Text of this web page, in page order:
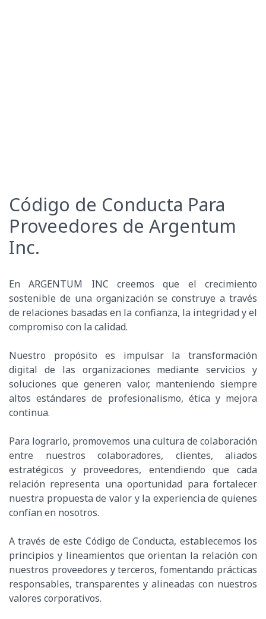
Código de Conducta Para
Proveedores de Argentum
Inc.
En ARGENTUM INC creemos que el crecimiento
sostenible de una organización se construye a través
de relaciones basadas en la confianza, la integridad y el
compromiso con la calidad.
Nuestro propósito es impulsar la transformación
digital de las organizaciones mediante servicios y
soluciones que generen valor, manteniendo siempre
altos estándares de profesionalismo, ética y mejora
continua.
Para lograrlo, promovemos una cultura de colaboración
entre nuestros colaboradores, clientes, aliados
estratégicos y proveedores, entendiendo que cada
relación representa una oportunidad para fortalecer
nuestra propuesta de valor y la experiencia de quienes
confían en nosotros.
A través de este Código de Conducta, establecemos los
principios y lineamientos que orientan la relación con
nuestros proveedores y terceros, fomentando prácticas
responsables, transparentes y alineadas con nuestros
valores corporativos.